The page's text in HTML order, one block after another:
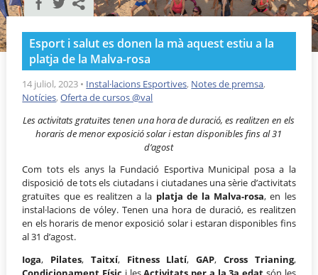
València en esport
Portal de Transparència
Reserves
Esport i salut es donen la mà aquest estiu a la
platja de la Malva-rosa
14 juliol, 2023 • Instal·lacions Esportives, Notes de premsa,
Notícies,Oferta de cursos @val
Les activitats gratuïtes tenen una hora de duració, es realitzen en els
horaris de menor exposició solar i estan disponibles fins al 31
d’agost
Com tots els anys la Fundació Esportiva Municipal posa a la
disposició de tots els ciutadans i ciutadanes una sèrie d’activitats
gratuïtes que es realitzen a la platja de la Malva-rosa, en les
instal·lacions de vóley. Tenen una hora de duració, es realitzen
en els horaris de menor exposició solar i estaran disponibles fins
al 31 d’agost.
Ioga, Pilates, Taitxí, Fitness Llatí,GAP, Cross Trianing,